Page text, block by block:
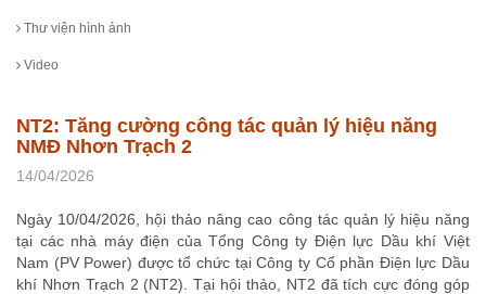
Thư viện hình ảnh
Video
NT2: Tăng cường công tác quản lý hiệu năng
NMĐ Nhơn Trạch 2
14/04/2026
Ngày 10/04/2026, hội thảo nâng cao công tác quản lý hiệu năng
tại các nhà máy điện của Tổng Công ty Điện lực Dầu khí Việt
Nam (PV Power) được tổ chức tại Công ty Cổ phần Điện lực Dầu
khí Nhơn Trạch 2 (NT2). Tại hội thảo, NT2 đã tích cực đóng góp